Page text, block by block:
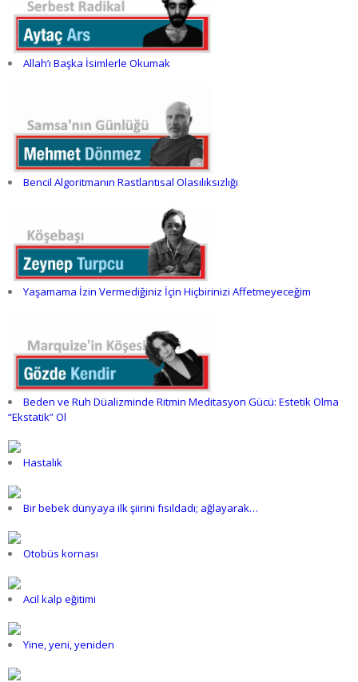
Allah’ı Başka İsimlerle Okumak
Bencil Algoritmanın Rastlantısal Olasılıksızlığı
Yaşamama İzin Vermediğiniz İçin Hiçbirinizi Affetmeyeceğim
Beden ve Ruh Düalizminde Ritmin Meditasyon Gücü: Estetik Olma
“Ekstatik” Ol
Hastalık
Bir bebek dünyaya ilk şiirini fısıldadı; ağlayarak…
Otobüs kornası
Acil kalp eğitimi
Yine, yeni, yeniden